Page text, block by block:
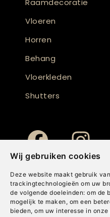
Wij gebruiken cookies
Deze website maakt gebruik
trackingtechnologieën om uw
de volgende doeleinden: om de
mogelijk te maken , om een
bieden, om uw interesse in
Raamdecoratie
Vloeren
Horren
Behang
Vloerkleden
Shutters